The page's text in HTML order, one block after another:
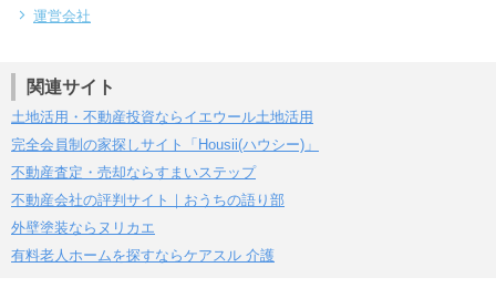
運営会社
関連サイト
土地活用・不動産投資ならイエウール土地活用
完全会員制の家探しサイト「Housii(ハウシー)」
不動産査定・売却ならすまいステップ
不動産会社の評判サイト｜おうちの語り部
外壁塗装ならヌリカエ
有料老人ホームを探すならケアスル 介護